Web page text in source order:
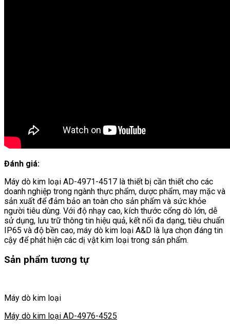
Đánh giá:
Máy dò kim loại AD-4971-4517 là thiết bị cần thiết cho các
doanh nghiệp trong ngành thực phẩm, dược phẩm, may mặc và
sản xuất để đảm bảo an toàn cho sản phẩm và sức khỏe
người tiêu dùng. Với độ nhạy cao, kích thước cổng dò lớn, dễ
sử dụng, lưu trữ thông tin hiệu quả, kết nối đa dạng, tiêu chuẩn
IP65 và độ bền cao, máy dò kim loại A&D là lựa chọn đáng tin
cậy để phát hiện các dị vật kim loại trong sản phẩm.
Sản phẩm tương tự
Máy dò kim loại
Máy dò kim loại AD-4976-4525